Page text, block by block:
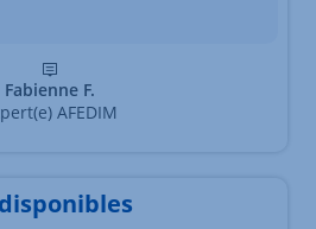
Fabienne F.
AFEDIM